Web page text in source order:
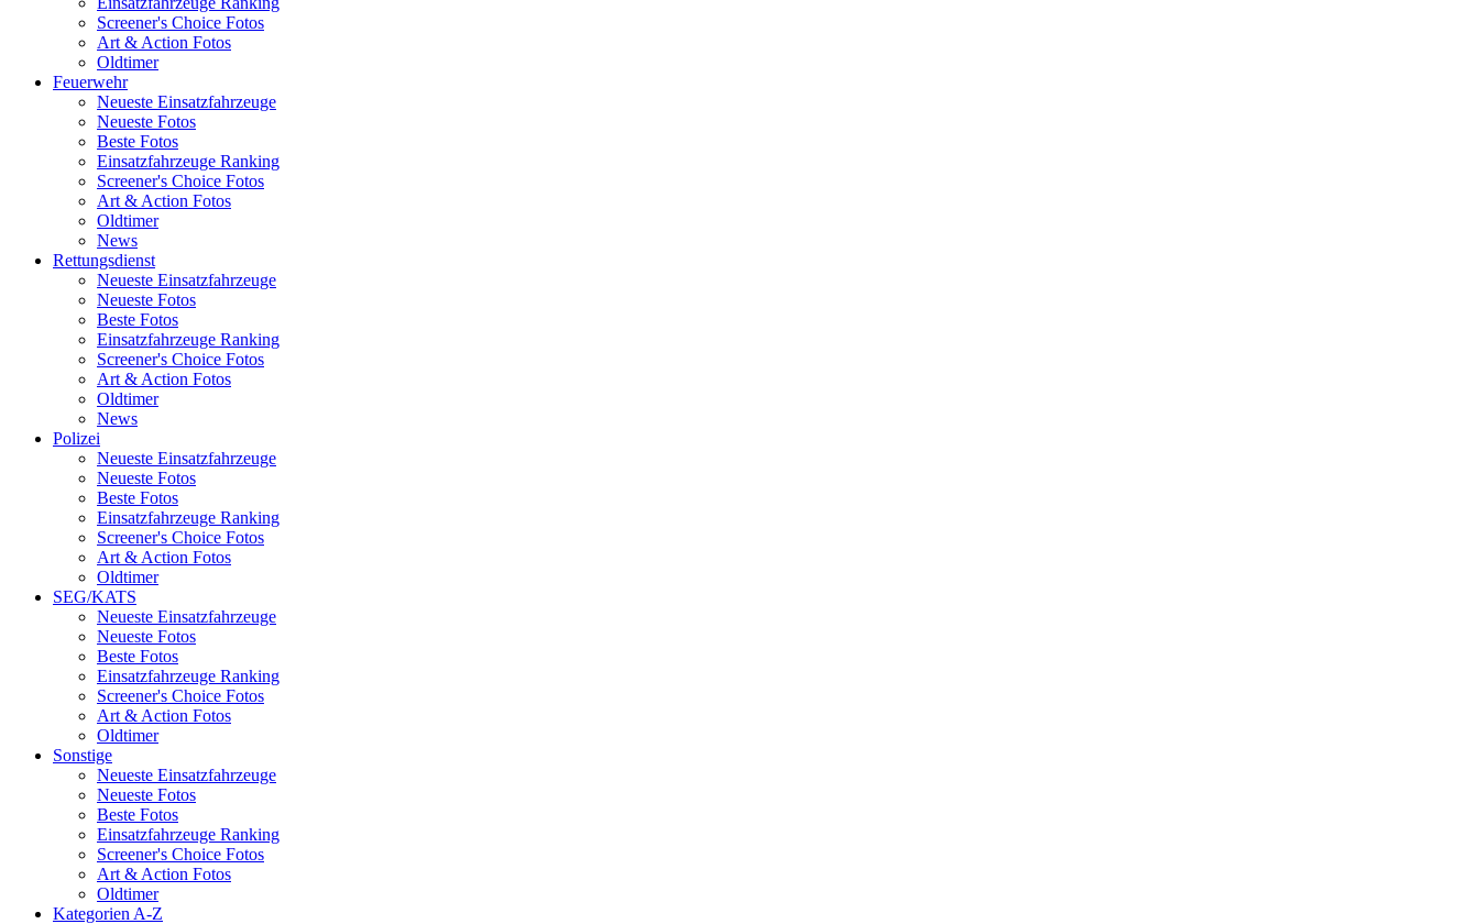
Screener's Choice Fotos
Art & Action Fotos
Oldtimer
Feuerwehr
Neueste Einsatzfahrzeuge
Neueste Fotos
Beste Fotos
Einsatzfahrzeuge Ranking
Screener's Choice Fotos
Art & Action Fotos
Oldtimer
News
Rettungsdienst
Neueste Einsatzfahrzeuge
Neueste Fotos
Beste Fotos
Einsatzfahrzeuge Ranking
Screener's Choice Fotos
Art & Action Fotos
Oldtimer
News
Polizei
Neueste Einsatzfahrzeuge
Neueste Fotos
Beste Fotos
Einsatzfahrzeuge Ranking
Screener's Choice Fotos
Art & Action Fotos
Oldtimer
SEG/KATS
Neueste Einsatzfahrzeuge
Neueste Fotos
Beste Fotos
Einsatzfahrzeuge Ranking
Screener's Choice Fotos
Art & Action Fotos
Oldtimer
Sonstige
Neueste Einsatzfahrzeuge
Neueste Fotos
Beste Fotos
Einsatzfahrzeuge Ranking
Screener's Choice Fotos
Art & Action Fotos
Oldtimer
Kategorien A-Z